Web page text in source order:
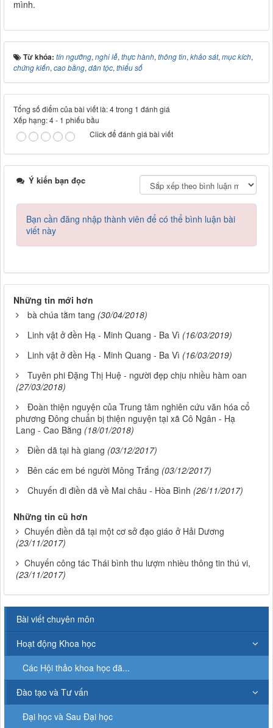
mình.
Từ khóa: tín ngưỡng, nghi lễ, thực hành, thông tin, khảo sát, mục kích,
chứng kiến, cao bằng, dân tộc, thiểu số
Tổng số điểm của bài viết là: 4 trong 1 đánh giá
Xếp hạng:4- 1 phiếu bầu
Click để đánh giá bài viết
Ý kiến bạn đọc
Bạn cần đăng nhập thành viên để có thể bình luận bài
viết này
Những tin mới hơn
bà chúa tằm tang (30/04/2018)
Linh vật ở đền Hạ - Minh Quang - Ba Vì (16/03/2019)
Linh vật ở đền Hạ - Minh Quang - Ba Vì (16/03/2019)
Tuyên phi Đặng Thị Huệ - người đẹp chịu nhiều hàm oan
(27/03/2018)
Đoàn thiện nguyện của Trung tâm nghiên cứu văn hóa cổ
phương Đông chuẩn bị thiện nguyện tại xã Cô Ngân - Hạ
Lang - Cao Bằng (18/01/2018)
Điền dã tại hà giang (03/12/2017)
Bên các em bé người Mông Trắng (03/12/2017)
Chuyến đi điền dã về Mai châu - Hòa Bình (26/11/2017)
Những tin cũ hơn
Chuyến điền dã tại một cơ sở đạo giáo ở Hải Dương
(23/11/2017)
Chuyến công tác Thái bình thu lượm nhièu thông tin thú vi,
(23/11/2017)
Bài viết chuyên môn
Hoạt động Khoa học
Các Hội thảo khoa học đã...
Đào tạo và Tư vấn
Đại học và Sau Đại học